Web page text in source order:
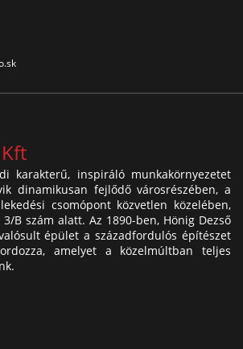
karakterű, inspiráló munkakörnyezetet
dinamikusan fejlődő városrészében, a
csomópont közvetlen közelében,
B szám alatt. Az 1890-ben, Hönig Dezső
épület a századfordulós építészet
amelyet a közelmúltban teljes